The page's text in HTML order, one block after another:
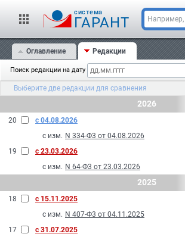
cистема
ГАРАНТ Например,
Оглавление Редакции
Поиск редакции на дату
Выберите две редакции для сравнения
2026
20
с 04.08.2026
с изм. N 334-Ф3 от 04.08.2026
19
с 23.03.2026
с изм. N 64-Ф3 от 23.03.2026
2025
18
с 15.11.2025
с изм. N 407-Ф3 от 04.11.2025
17
с 31.07.2025